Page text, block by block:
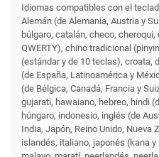
Idiomas compatibles con el
Alemán (de Alemania, Austria y
búlgaro, catalán, checo,
QWERTY), chino tradicional
(estándar y de 10 teclas), croata,
(de España, Latinoamérica y
(de Bélgica, Canadá, Francia y
gujarati, hawaiano, hebreo, hindi
húngaro, indonesio, inglés (de
India, Japón, Reino Unido, Nueva
islandés, italiano, japonés (kana